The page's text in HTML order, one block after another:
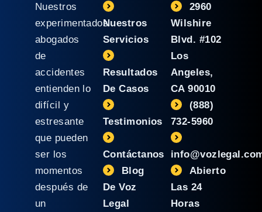
Nuestros
experimentados
abogados
de
accidentes
entienden lo
difícil y
estresante
que pueden
ser los
momentos
después de
un
Nuestros
Servicios
Resultados
De Casos
Testimonios
Contáctanos
Blog
De Voz
Legal
2960
Wilshire
Blvd. #102
Los
Angeles,
CA 90010
(888)
732-5960
Abierto
Las 24
Horas